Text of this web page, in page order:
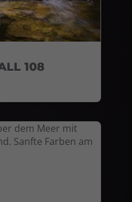
108